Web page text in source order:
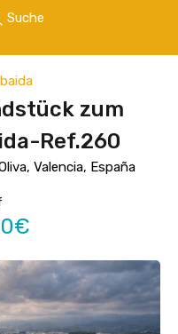
Suche
zum
Ref.260
Valencia, España